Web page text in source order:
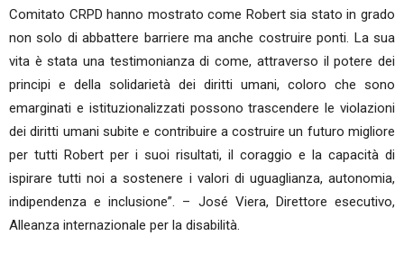
Comitato CRPD hanno mostrato come Robert sia stato in grado
non solo di abbattere barriere ma anche costruire ponti. La sua
vita è stata una testimonianza di come, attraverso il potere dei
principi e della solidarietà dei diritti umani, coloro che sono
emarginati e istituzionalizzati possono trascendere le violazioni
dei diritti umani subite e contribuire a costruire un futuro migliore
per tutti Robert per i suoi risultati, il coraggio e la capacità di
ispirare tutti noi a sostenere i valori di uguaglianza, autonomia,
indipendenza e inclusione”. – José Viera, Direttore esecutivo,
Alleanza internazionale per la disabilità.